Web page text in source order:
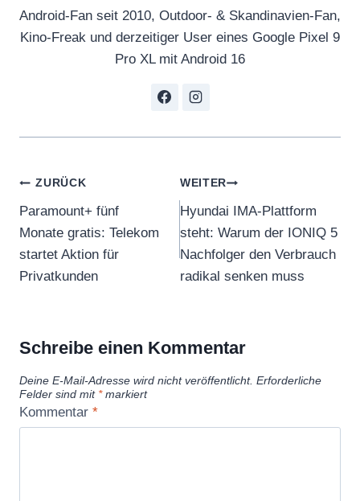
Android-Fan seit 2010, Outdoor- & Skandinavien-Fan,
Kino-Freak und derzeitiger User eines Google Pixel 9
Pro XL mit Android 16
Beitragsnavigation
ZURÜCK
Paramount+ fünf
Monate gratis: Telekom
startet Aktion für
Privatkunden
WEITER
Hyundai IMA-Plattform
steht: Warum der IONIQ 5
Nachfolger den Verbrauch
radikal senken muss
Schreibe einen Kommentar
Deine E-Mail-Adresse wird nicht veröffentlicht. Erforderliche
Felder sind mit *markiert
Kommentar *